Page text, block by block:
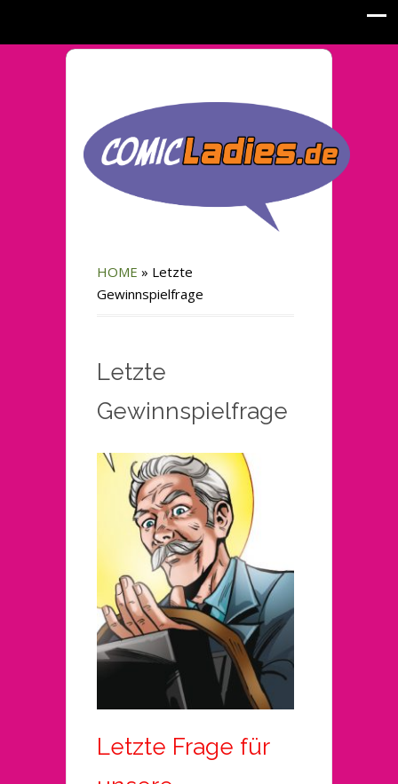
HOME » Letzte
Gewinnspielfrage
Letzte
Gewinnspielfrage
Letzte Frage für